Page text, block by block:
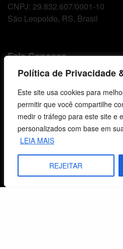
Política de Privacidade
Este site usa cookies para
permitir que você compartilhe
medir o tráfego para este site e
personalizados com base em
LEIA MAIS
REJEITAR
CNPJ: 29.832.607/0001-10
São Leopoldo, RS, Brasil
Fale Conosco
E-mails
vendas@cebi.org.br
comunicacao@cebi.org.br
WhatsApp / Vendas
+55 (51) 99734-4518
WhatsApp / Comunicação
+55 (51) 99799-3041